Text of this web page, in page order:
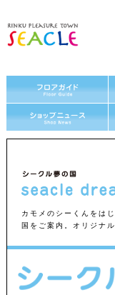
カモメのシーくんをは
国をご案内。オリジナ